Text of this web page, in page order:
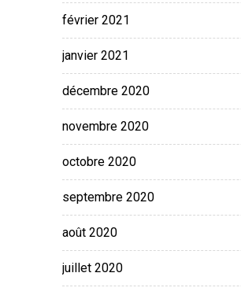
février 2021
janvier 2021
décembre 2020
novembre 2020
octobre 2020
septembre 2020
août 2020
juillet 2020